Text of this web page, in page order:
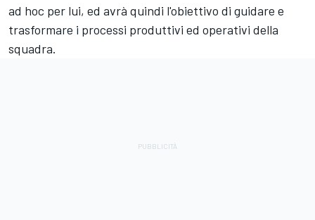
ad hoc per lui, ed avrà quindi l'obiettivo di guidare e
trasformare i processi produttivi ed operativi della
squadra.